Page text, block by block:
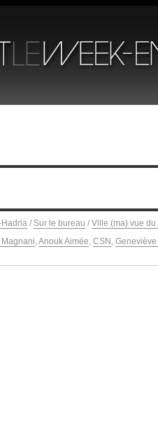
/ Sur le bureau / Ville (ma) vue du
,Anouk Aimée, CSN ,